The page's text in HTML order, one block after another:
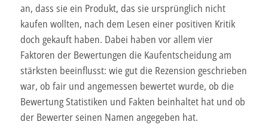
an, dass sie ein Produkt, das sie ursprünglich nicht
kaufen wollten, nach dem Lesen einer positiven Kritik
doch gekauft haben. Dabei haben vor allem vier
Faktoren der Bewertungen die Kaufentscheidung am
stärksten beeinflusst: wie gut die Rezension geschrieben
war, ob fair und angemessen bewertet wurde, ob die
Bewertung Statistiken und Fakten beinhaltet hat und ob
der Bewerter seinen Namen angegeben hat.